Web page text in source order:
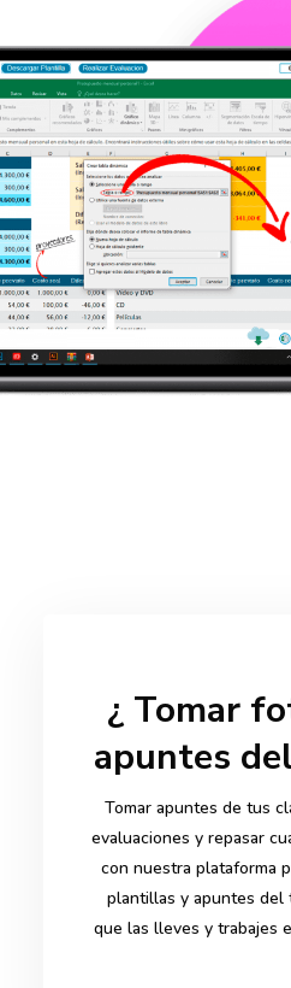
¿ Tomar
apuntes
Tomar apuntes de tus
evaluaciones y repasar
con nuestra plataforma
plantillas y apuntes del
que las lleves y trabajes